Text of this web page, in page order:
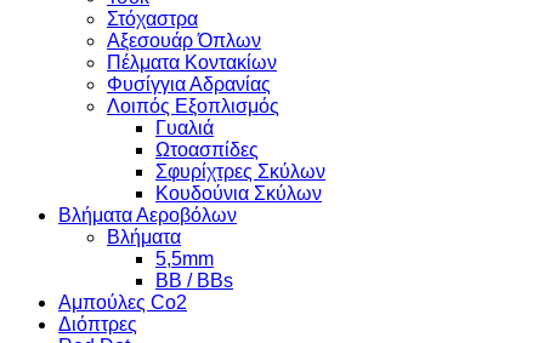
Στόχαστρα
Αξεσουάρ Όπλων
Πέλματα Κοντακίων
Φυσίγγια Αδρανίας
Λοιπός Εξοπλισμός
Γυαλιά
Ωτοασπίδες
Σφυρίχτρες Σκύλων
Κουδούνια Σκύλων
Βλήματα Αεροβόλων
Βλήματα
5,5mm
BB / BBs
Αμπούλες Co2
Διόπτρες